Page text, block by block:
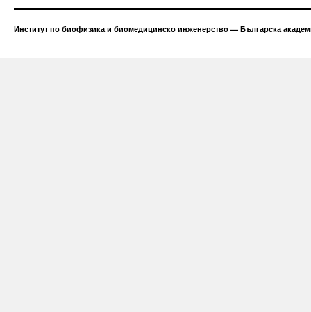
Институт по биофизика и биомедицинско инженерство — Българска